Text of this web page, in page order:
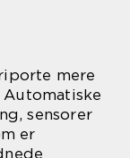
mere
sensorer
er